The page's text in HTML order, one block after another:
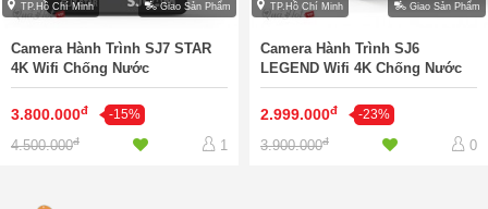
TP.Hồ Chí Minh Giao Sản Phẩm
Camera Hành Trình SJ7 STAR
4K Wifi Chống Nước
3.800.000đ -15%
4.500.000đ 1
TP.Hồ Chí Minh Giao Sản Phẩm
Camera Hành Trình SJ6
LEGEND Wifi 4K Chống Nước
2.999.000đ -23%
3.900.000đ 0